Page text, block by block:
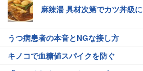
麻辣湯 具材次第でカツ丼級に
うつ病患者の本音とNGな接し方
キノコで血糖値スパイクを防ぐ